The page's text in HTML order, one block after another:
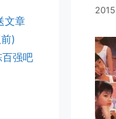
文章
)
强吧